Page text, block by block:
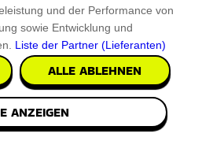
und der Performance von
sowie Entwicklung und
Liste der Partner (Lieferanten)
ALLE ABLEHNEN
ANZEIGEN